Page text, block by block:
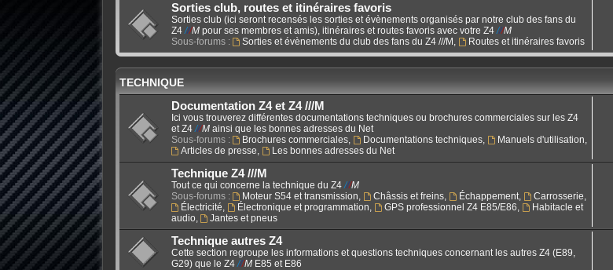
Sorties club, routes et itinéraires favoris
Sorties club (ici seront recensés les sorties et évènements organisés par notre club des fans du
Z4 ///Mpour ses membres et amis), itinéraires et routes favoris avec votre Z4 ///M
Sous-forums :
Sorties et évènements du club des fans du Z4 ///M Routes et itinéraires favoris
TECHNIQUE
Documentation Z4 et Z4 ///M
Ici vous trouverez différentes documentations techniques ou brochures commerciales sur les Z4
et Z4 ///Mainsi que les bonnes adresses du Net
Sous-forums :
Brochures commerciales Documentations techniques Manuels d'utilisation
Articles de presse
Les bonnes adresses du Net
Technique Z4 ///M
Tout ce qui concerne la technique du Z4 ///M
Sous-forums :
Moteur S54 et transmission Châssis et freins Échappement Carrosserie
Électricité
Électronique et programmation GPS professionnel Z4 E85/E86
Habitacle et
audio, Jantes et pneus
Technique autres Z4
Cette section regroupe les informations et questions techniques concernant les autres Z4 (E89,
G29) que le Z4 ///ME85 et E86